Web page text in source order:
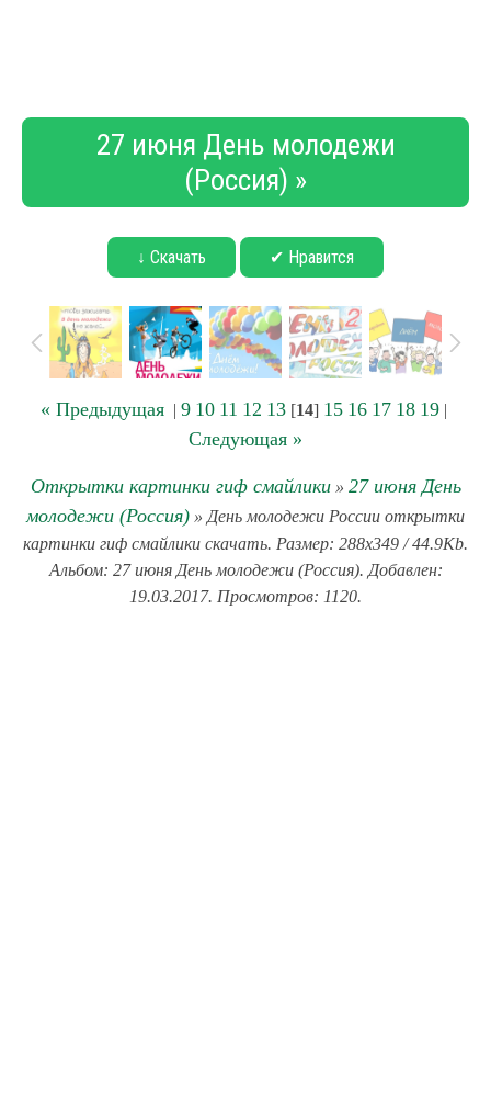
27 июня День молодежи
(Россия) »
↓ Скачать ✔ Нравится
« Предыдущая| 9 10 11 12 13[14] 15 16 17 18 19|
Следующая »
Открытки картинки гиф смайлики» 27 июня День
молодежи (Россия) » День молодежи России открытки
картинки гиф смайлики скачать. Размер: 288x349 / 44.9Kb.
Альбом: 27 июня День молодежи (Россия). Добавлен:
19.03.2017. Просмотров: 1120.